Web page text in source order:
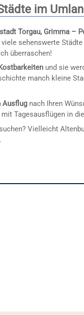
im
Torgau, Grimma –
sehenswerte
überraschen!
und sie
manch kleine
Ausflug nach Ihren
Tagesausflügen in
Vielleicht